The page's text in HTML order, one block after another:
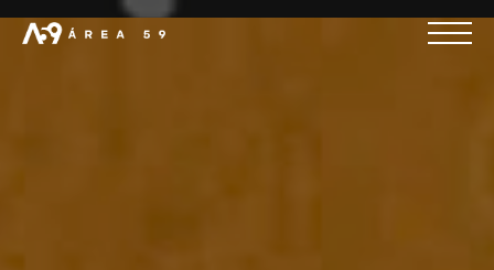
Agenda una llamada